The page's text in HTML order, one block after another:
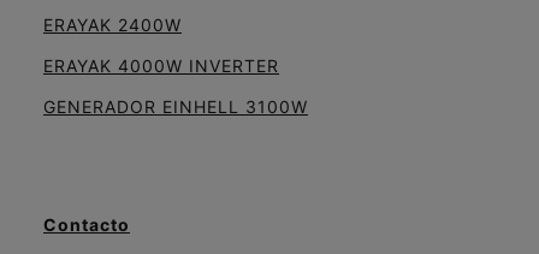
ERAYAK 2400W
ERAYAK 4000W INVERTER
GENERADOR EINHELL 3100W
Contacto